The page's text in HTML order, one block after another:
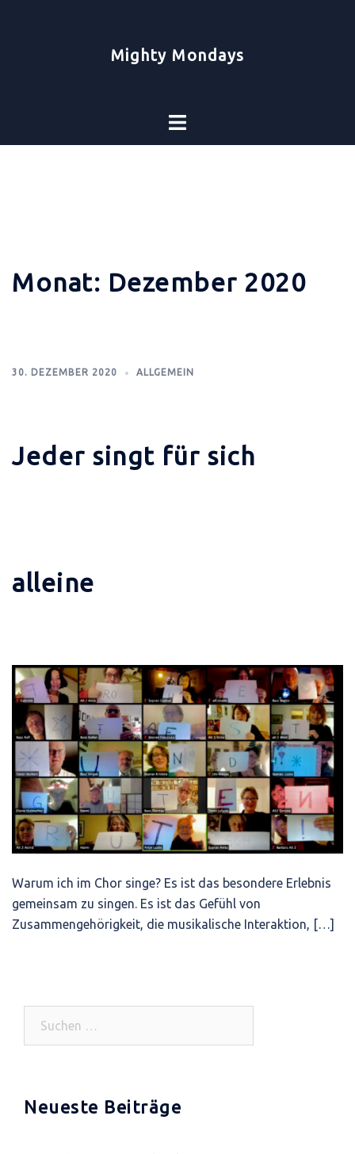
Mighty Mondays
Toggle
Monat: Dezember 2020
30. DEZEMBER 2020 ALLGEMEIN
Jeder singt für sich
alleine
Warum ich im Chor singe? Es ist das besondere Erlebnis
gemeinsam zu singen. Es ist das Gefühl von
Zusammengehörigkeit, die musikalische Interaktion, […]
Neueste Beiträge